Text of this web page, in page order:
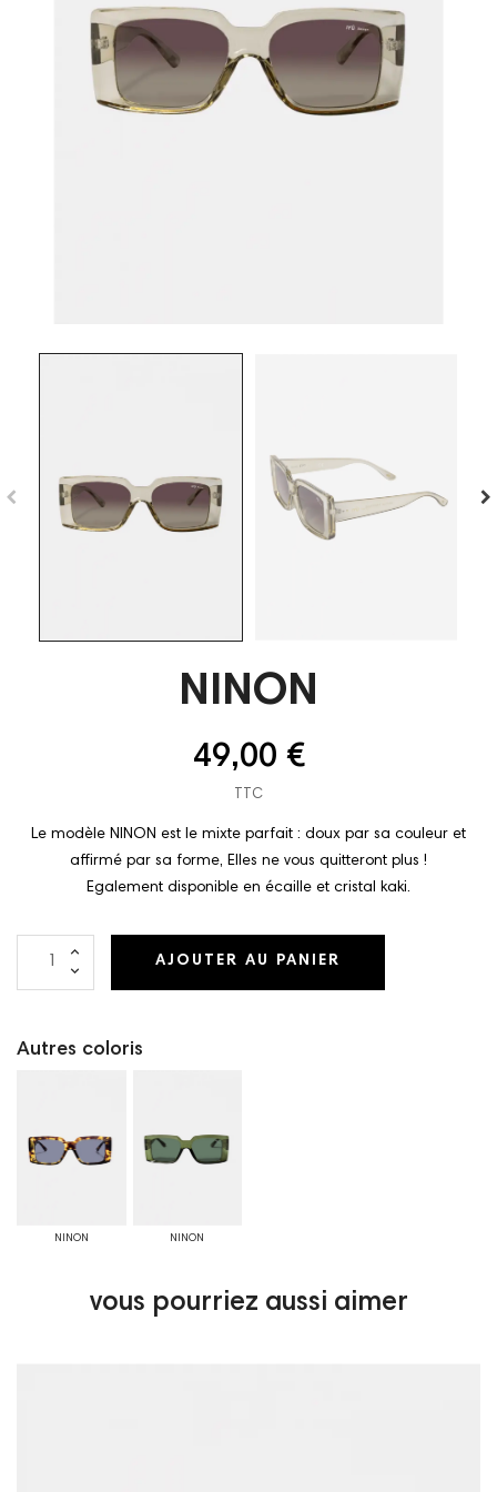
NINON
49,00 €
TTC
Le modèle NINON est le mixte parfait : doux par sa couleur et
affirmé par sa forme, Elles ne vous quitteront plus !
Egalement disponible en écaille et cristal kaki.
AJOUTER AU PANIER
Autres coloris
NINON NINON
vous pourriez aussi aimer